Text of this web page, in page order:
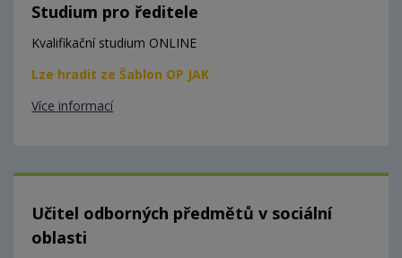
Studium pro ředitele
Kvalifikační studium ONLINE
Lze hradit ze Šablon OP JAK
Více informací
Učitel odborných předmětů v sociální
oblasti